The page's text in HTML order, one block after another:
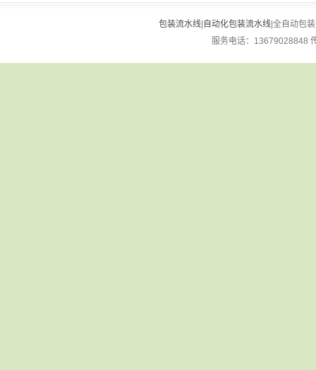
包装流水线 自动化包装流水线 |全自动包
服务电话：13679028848